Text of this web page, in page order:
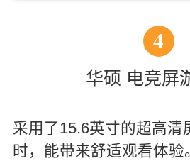
4
华硕 电竞屏
采用了15.6英寸的超高清
时，能带来舒适观看体